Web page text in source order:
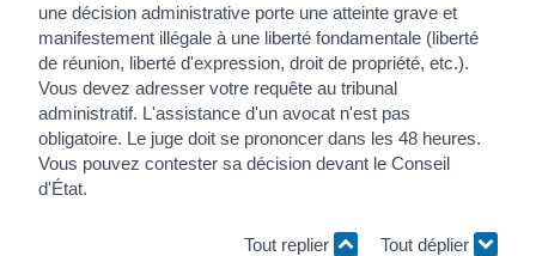
une décision administrative porte une atteinte grave et
manifestement illégale à une liberté fondamentale (liberté
de réunion, liberté d'expression, droit de propriété, etc.).
Vous devez adresser votre requête au tribunal
administratif. L'assistance d'un avocat n'est pas
obligatoire. Le juge doit se prononcer dans les 48 heures.
Vous pouvez contester sa décision devant le Conseil
d'État.
Tout replier Tout déplier